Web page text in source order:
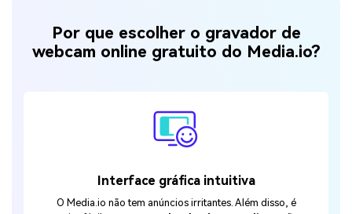
Por que escolher o gravador de
webcam online gratuito do Media.io?
Interface gráfica intuitiva
O Media.io não tem anúncios irritantes. Além disso, é